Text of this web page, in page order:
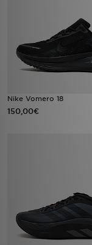
Nike Vomero 18
150,00€